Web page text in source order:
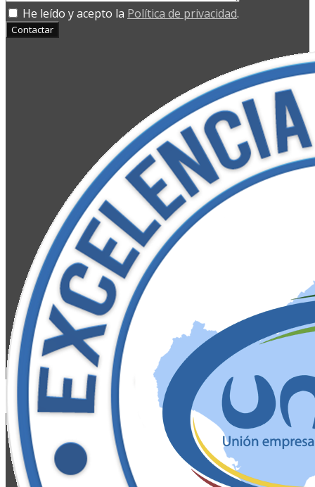
He leído y acepto la Política de privacidad.
Contactar